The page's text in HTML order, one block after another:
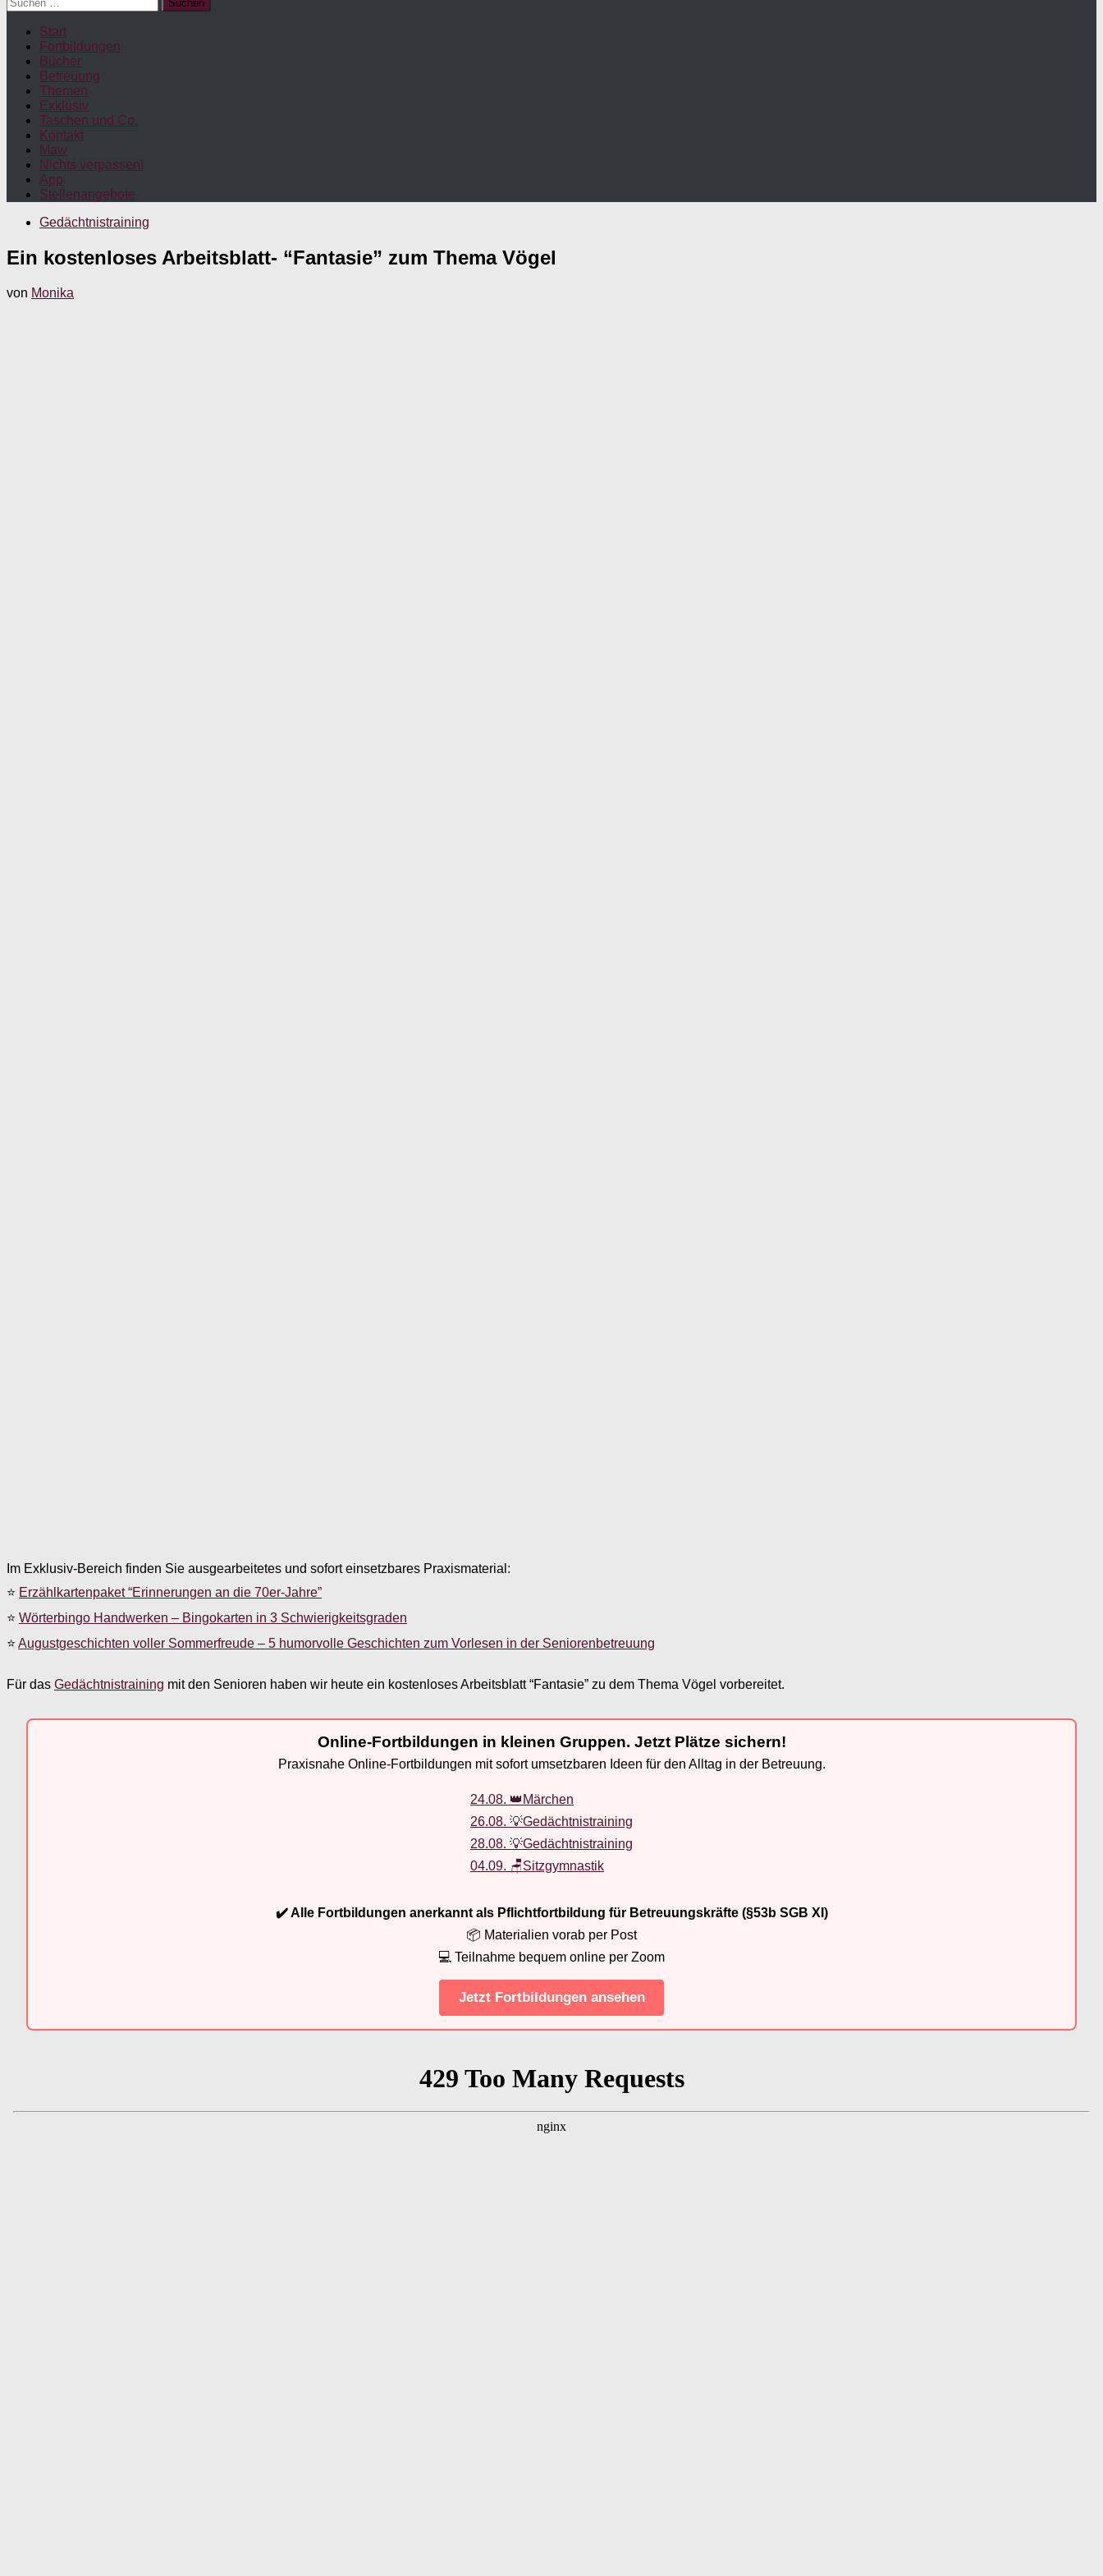
nach:
Start
Fortbildungen
Bücher
Betreuung
Themen
Exklusiv
Taschen und Co.
Kontakt
Maw
Nichts verpassen!
App
Stellenangebote
Gedächtnistraining
Ein kostenloses Arbeitsblatt- “Fantasie” zum Thema Vögel
von Monika
Im Exklusiv-Bereich finden Sie ausgearbeitetes und sofort einsetzbares Praxismaterial:
⭐ Erzählkartenpaket “Erinnerungen an die 70er-Jahre”
⭐ Wörterbingo Handwerken – Bingokarten in 3 Schwierigkeitsgraden
⭐ Augustgeschichten voller Sommerfreude – 5 humorvolle Geschichten zum Vorlesen in der Seniorenbetreuung
Für das Gedächtnistraining mit den Senioren haben wir heute ein kostenloses Arbeitsblatt “Fantasie” zu dem Thema Vögel vorbereitet.
Online-Fortbildungen in kleinen Gruppen. Jetzt Plätze sichern!
Praxisnahe Online-Fortbildungen mit sofort umsetzbaren Ideen für den Alltag in der Betreuung.
24.08. 👑Märchen
26.08. 💡Gedächtnistraining
28.08. 💡Gedächtnistraining
04.09. 🪑Sitzgymnastik
✔️ Alle Fortbildungen anerkannt als Pflichtfortbildung für Betreuungskräfte (§53b SGB XI)
📦 Materialien vorab per Post
💻 Teilnahme bequem online per Zoom
Jetzt Fortbildungen ansehen